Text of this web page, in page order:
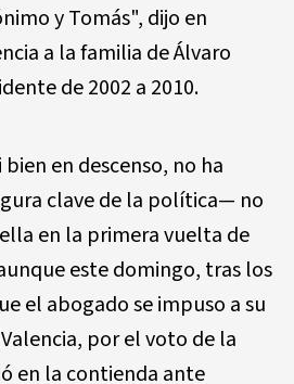
y Tomás", dijo en
a la familia de Álvaro
de 2002 a 2010.
en descenso, no ha
clave de la política— no
en la primera vuelta de
este domingo, tras los
el abogado se impuso a su
por el voto de la
en la contienda ante